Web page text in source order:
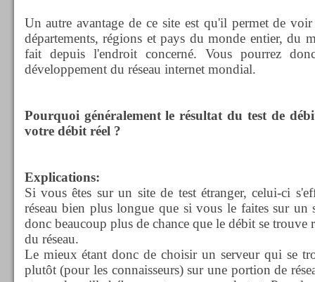
Un autre avantage de ce site est qu'il permet de
départements, régions et pays du monde entier, du
fait depuis l'endroit concerné. Vous pourrez
développement du réseau internet mondial.
Pourquoi généralement le résultat du test de
votre débit réel ?
Explications:
Si vous êtes sur un site de test étranger, celui-ci
réseau bien plus longue que si vous le faites sur un
donc beaucoup plus de chance que le débit se
du réseau.
Le mieux étant donc de choisir un serveur qui se
plutôt (pour les connaisseurs) sur une portion de